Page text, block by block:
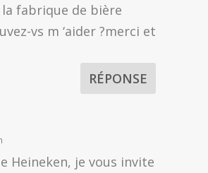
fabrique de bière
vs m ‘aider ?merci et
RÉPONSE
Heineken, je vous invite